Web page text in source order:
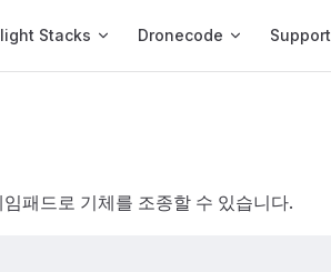
Stacks Dronecode Support
패드로 기체를 조종할 수 있습니다.